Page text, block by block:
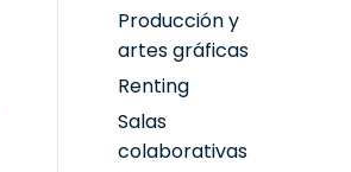
Producción y
artes gráficas
Renting
Salas
colaborativas